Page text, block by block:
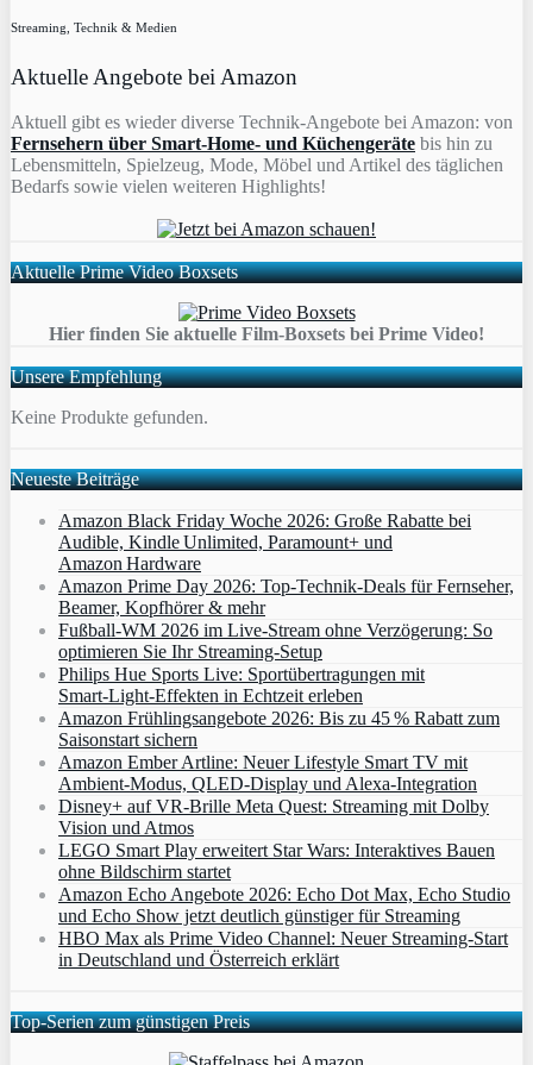
Streaming, Technik & Medien
Aktuelle Angebote bei Amazon
Aktuell gibt es wieder diverse Technik-Angebote bei Amazon: von
Fernsehern über Smart-Home- und Küchengeräte bis hin zu
Lebensmitteln, Spielzeug, Mode, Möbel und Artikel des täglichen
Bedarfs sowie vielen weiteren Highlights!
Aktuelle Prime Video Boxsets
Hier finden Sie aktuelle Film-Boxsets bei Prime Video!
Unsere Empfehlung
Keine Produkte gefunden.
Neueste Beiträge
Amazon Black Friday Woche 2026: Große Rabatte bei
Audible, Kindle Unlimited, Paramount+ und
Amazon Hardware
Amazon Prime Day 2026: Top-Technik-Deals für Fernseher,
Beamer, Kopfhörer & mehr
Fußball-WM 2026 im Live-Stream ohne Verzögerung: So
optimieren Sie Ihr Streaming-Setup
Philips Hue Sports Live: Sportübertragungen mit
Smart‑Light‑Effekten in Echtzeit erleben
Amazon Frühlingsangebote 2026: Bis zu 45 % Rabatt zum
Saisonstart sichern
Amazon Ember Artline: Neuer Lifestyle Smart TV mit
Ambient‑Modus, QLED‑Display und Alexa‑Integration
Disney+ auf VR-Brille Meta Quest: Streaming mit Dolby
Vision und Atmos
LEGO Smart Play erweitert Star Wars: Interaktives Bauen
ohne Bildschirm startet
Amazon Echo Angebote 2026: Echo Dot Max, Echo Studio
und Echo Show jetzt deutlich günstiger für Streaming
HBO Max als Prime Video Channel: Neuer Streaming‑Start
in Deutschland und Österreich erklärt
Top-Serien zum günstigen Preis